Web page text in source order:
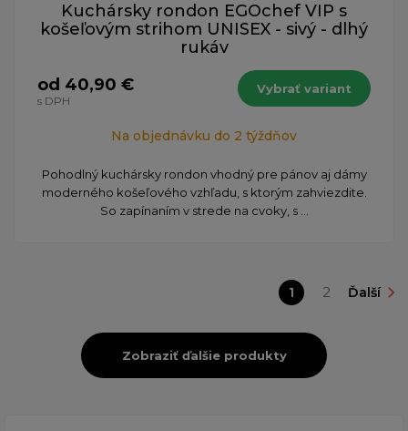
Kuchársky rondon EGOchef VIP s
košeľovým strihom UNISEX - sivý - dlhý
rukáv
od 40,90 €
s DPH
Vybrať variant
Na objednávku do 2 týždňov
Pohodlný kuchársky rondon vhodný pre pánov aj dámy
moderného košeľového vzhľadu, s ktorým zahviezdite.
So zapínaním v strede na cvoky, s ...
1 2 Ďalší
Zobraziť ďalšie produkty